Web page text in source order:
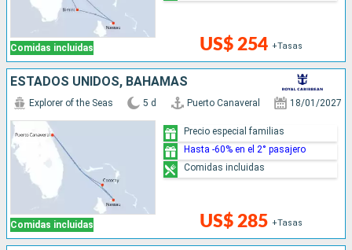
Comidas incluidas US$ 254 +Tasas
ESTADOS UNIDOS, BAHAMAS
Comidas incluidas
Explorer of the Seas 5 d Puerto Canaveral 18/01/2027
US$ 285 +Tasas
Precio especial familias
Hasta -60% en el 2° pasajero
Comidas incluidas